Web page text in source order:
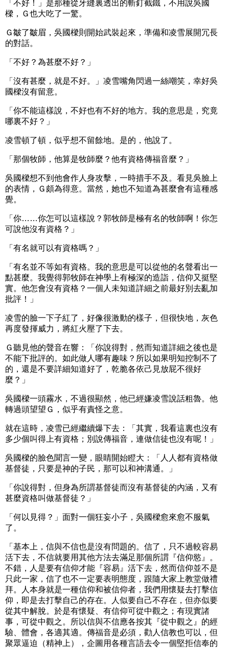
「不好！」是那種從牙縫裏透出的斬釘截鐵，不用說吳國
樑，Ｇ也大吃了一驚。
Ｇ皺了皺眉，吳國樑則開始武裝起來，準備和凌雪展開冗長
的對話。
「不好？為甚麼不好？」
「沒有甚麼，就是不好。」凌雪嘴角閃過一絲嘲笑，幸好吳
國樑沒有留意。
「你不能這樣說，不好也有不好的地方。我的意思是，究竟
哪裏不好？」
凌雪頓了頓，似乎想不留餘地。是的，他說了。
「那個牧師，他算是牧師麼？他有資格傳福音麼？」
吳國樑想不到他會作人身攻擊，一時措手不及。看見吳臉上
的表情，Ｇ頗為得意。當然，她也不知道為甚麼會有這種感
覺。
「你……你怎可以這樣說？郭牧師是極有名的牧師啊！你怎
可說他沒有資格？」
「有名就可以有資格嗎？」
「有名並不等如有資格。我的意思是可以從他的名聲看出一
點甚麼。我覺得郭牧師在神學上有極深的造詣，信仰又挺堅
實。他怎會沒有資格？一個人未知道詳細之前最好別去亂加
批評！」
凌雪的臉一下子紅了，好像很激動的樣子，但很快地，灰色
再度發揮威力，將紅火壓了下去。
Ｇ聽見他的聲音在響：「你說得對，然而知道詳細之後也是
不能下批評的。如此做人哪有趣味？所以如果明知控制不了
的，還是不要詳細知道好了，乾脆各依己見放屁不很好
麼？」
吳國樑一頭霧水，不過很顯然，他已經嫌凌雪說話粗魯。他
轉過頭望望Ｇ，似乎有責怪之意。
就在這時，凌雪已經繼續爆下去：「其實，我看這裏也沒有
多少個叫得上有資格；別說傳福音，連做信徒也沒有呢！」
吳國樑的臉色聞言一變，眼睛開始瞪大：「人人都有資格做
基督徒，只要是神的子民，那可以和神溝通。」
「你說得對，但身為所謂基督徒而沒有基督徒的內涵，又有
甚麼資格叫做基督徒？」
「何以見得？」面對一個狂妄小子，吳國樑愈來愈不服氣
了。
「基本上，信與不信也是沒有問題的。信了，只不過較容易
活下去，不信就要用其他方法去滿足那個所謂『信仰慾』。
不錯，人是要有信仰才能『容易』活下去，然而信仰並不是
只此一家，信了也不一定要表明態度，跟隨大家上教堂做禮
拜。人本身就是一種信仰和被信仰者，我們用懷疑去打擊信
仰，即是去打擊自己的存在。人似要自己不存在，但亦似要
從其中解脫。於是有懷疑、有信仰可從中觀之；有現實諸
事，可從中觀之。所以信與不信應各按其『從中觀之』的經
驗、體會，各適其適。傳福音是必須，勸人信教也可以，但
聚眾逼迫（精神上），企圖用各種言語去令一個堅拒信奉的